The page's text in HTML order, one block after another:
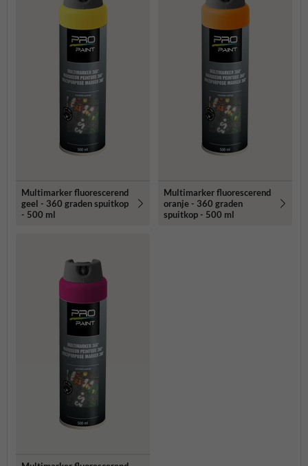
Multimarker fluorescerend
geel - 360 graden spuitkop
- 500 ml
Multimarker fluorescerend
oranje - 360 graden
spuitkop - 500 ml